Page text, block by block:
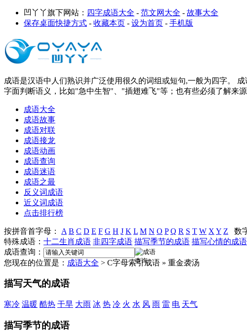
凹丫丫旗下网站： 四字成语大全 - 范文网大全 - 故事大全
保存桌面快捷方式 - 收藏本页 - 设为首页 - 手机版
成语是汉语中人们熟识并广泛使用很久的词组或短句,一般为四字。
字面判断语义，比如"急中生智"、"插翅难飞"等；也有些必须了解来
成语大全
成语故事
成语对联
成语接龙
成语动画
成语查询
成语迷语
成语之最
反义词成语
近义词成语
点击排行榜
按拼音首字母： A B C D E F G H J K L M N O P Q R S T W X Y Z 数
特殊成语： 十二生肖成语 非四字成语 描写季节的成语 描写心情的成语
成语查询：
您现在的位置是： 成语大全 > C字母索引成语 » 重金袭汤
描写天气的成语
寒冷 温暖 酷热 干旱 大雨 冰 热 冷 火 水 风 雨 雷 电 天气
描写季节的成语